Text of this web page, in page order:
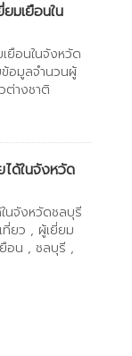
มเยือนใน
ยือนในจังหวัด
อมูลจำนวนผู้
ต่างชาติ
ด้ในจังหวัด
นจังหวัดชลบุรี
ยว , ผู้เยี่ยม
อน , ชลบุรี ,